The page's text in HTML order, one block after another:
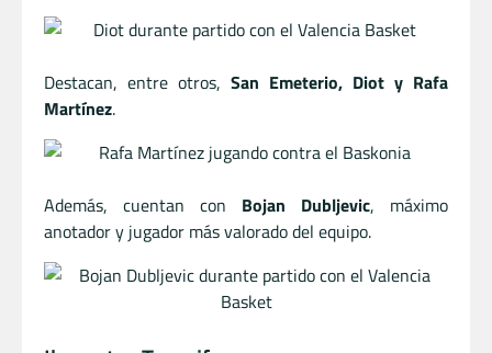
Destacan, entre otros, San Emeterio, Diot y Rafa
Martínez.
Además, cuentan con Bojan Dubljevic, máximo
anotador y jugador más valorado del equipo.